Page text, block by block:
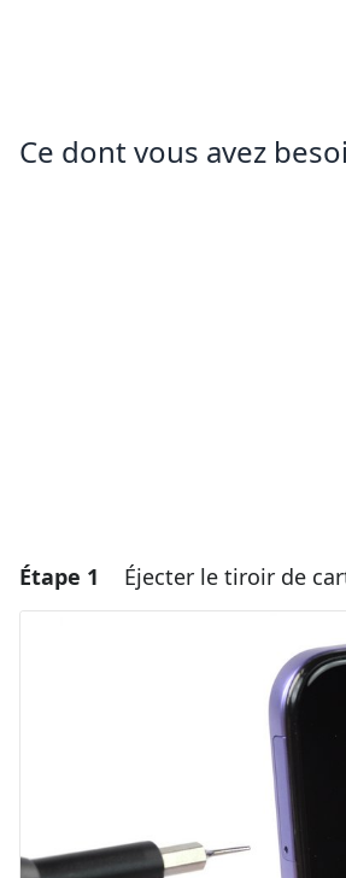
Ce dont vous avez
Étape 1 Éjecter le tiroir de